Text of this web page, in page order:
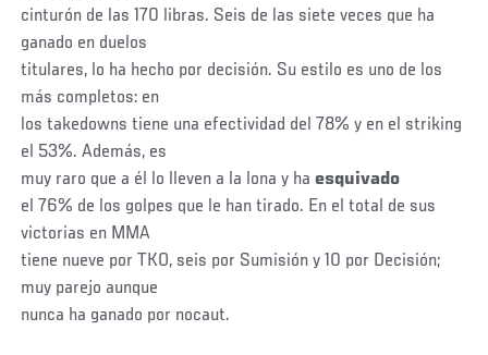
cinturón de las 170 libras. Seis de las siete veces que ha
ganado en duelos
titulares, lo ha hecho por decisión. Su estilo es uno de los
más completos: en
los takedowns tiene una efectividad del 78% y en el striking
el 53%. Además, es
muy raro que a él lo lleven a la lona y haesquivado
el 76% de los golpes que le han tirado. En el total de sus
victorias en MMA
tiene nueve por TKO, seis por Sumisión y 10 por Decisión;
muy parejo aunque
nunca ha ganado por nocaut.